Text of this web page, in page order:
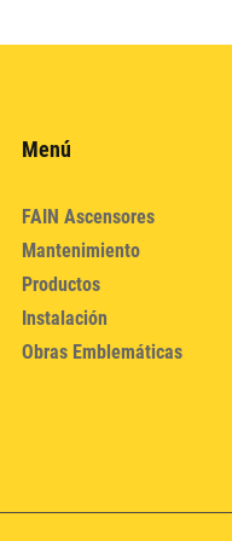
Menú
FAIN Ascensores
Mantenimiento
Productos
Instalación
Obras Emblemáticas